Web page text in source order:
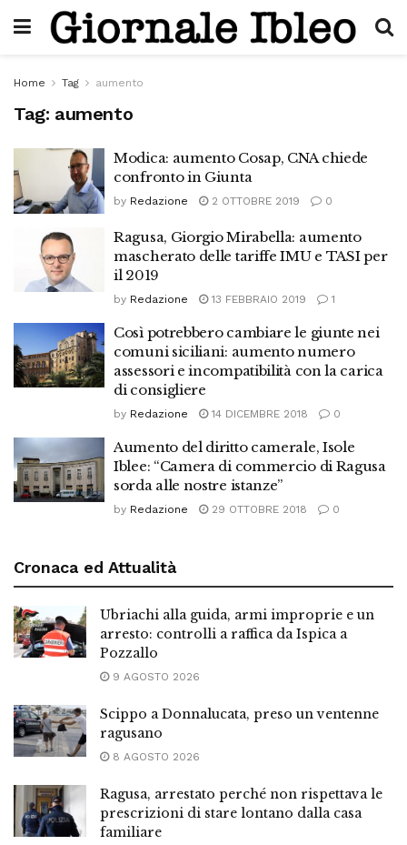
Home Tag aumento
Tag: aumento
Modica: aumento Cosap, CNA chiede
confronto in Giunta
by Redazione 2 OTTOBRE 2019 0
Ragusa, Giorgio Mirabella: aumento
mascherato delle tariffe IMU e TASI per
il 2019
by Redazione 13 FEBBRAIO 2019 1
Così potrebbero cambiare le giunte nei
comuni siciliani: aumento numero
assessori e incompatibilità con la carica
di consigliere
by Redazione 14 DICEMBRE 2018 0
Aumento del diritto camerale, Isole
Iblee: “Camera di commercio di Ragusa
sorda alle nostre istanze”
by Redazione 29 OTTOBRE 2018 0
Cronaca ed Attualità
Ubriachi alla guida, armi improprie e un
arresto: controlli a raffica da Ispica a
Pozzallo
9 AGOSTO 2026
Scippo a Donnalucata, preso un ventenne
ragusano
8 AGOSTO 2026
Ragusa, arrestato perché non rispettava le
prescrizioni di stare lontano dalla casa
familiare